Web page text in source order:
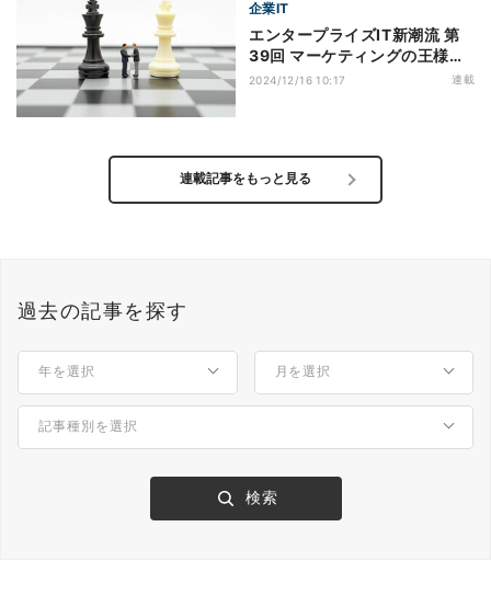
企業IT
エンタープライズIT新潮流 第
39回 マーケティングの王様は
誰だ？
2024/12/16 10:17 連載
連載記事をもっと見る
過去の記事を探す